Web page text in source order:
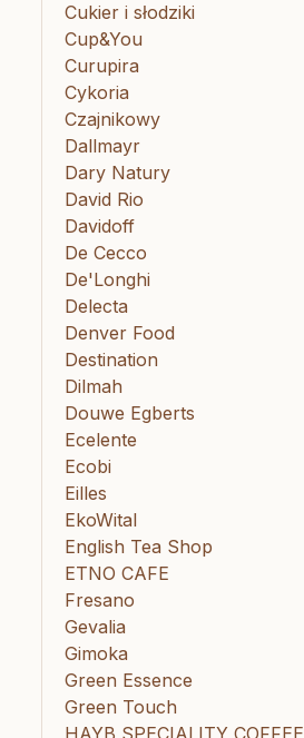
Cukier i słodziki
Cup&You
Curupira
Cykoria
Czajnikowy
Dallmayr
Dary Natury
David Rio
Davidoff
De Cecco
De'Longhi
Delecta
Denver Food
Destination
Dilmah
Douwe Egberts
Ecelente
Ecobi
Eilles
EkoWital
English Tea Shop
ETNO CAFE
Fresano
Gevalia
Gimoka
Green Essence
Green Touch
HAYB SPECIALITY COFFEE